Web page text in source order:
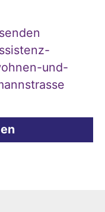
und-